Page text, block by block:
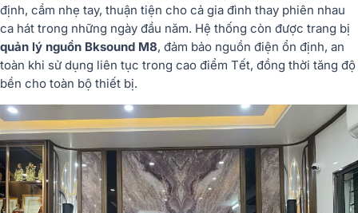
định, cầm nhẹ tay, thuận tiện cho cả gia đình thay phiên nhau
ca hát trong những ngày đầu năm. Hệ thống còn được trang bị
quản lý nguồn Bksound M8, đảm bảo nguồn điện ổn định, an
toàn khi sử dụng liên tục trong cao điểm Tết, đồng thời tăng độ
bền cho toàn bộ thiết bị.